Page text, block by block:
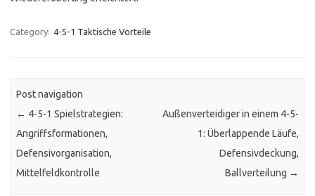
Category: 4-5-1 Taktische Vorteile
Post navigation
← 4-5-1 Spielstrategien:
Angriffsformationen,
Defensivorganisation,
Mittelfeldkontrolle
Außenverteidiger in einem 4-5-
1: Überlappende Läufe,
Defensivdeckung,
Ballverteilung →